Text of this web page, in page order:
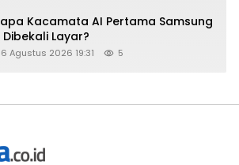
Kacamata AI Pertama Samsung
Layar?
Agustus 2026 19:31 5